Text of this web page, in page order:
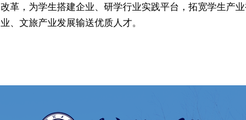
改革，为学生搭建企业、研学行业实践平台，拓宽学生产
业、文旅产业发展输送优质人才。